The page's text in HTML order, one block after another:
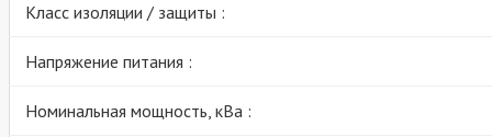
Класс изоляции / защиты :
Напряжение питания :
Номинальная мощность, кВа :